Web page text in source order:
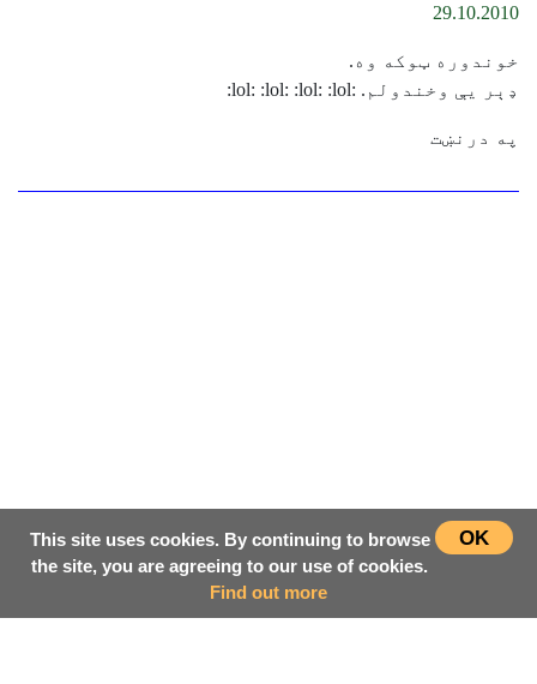
29.10.2010
خوندوره ټوکه وه.
ډېر يې وخندولم. :lol: :lol: :lol: :lol:
په درنښت
OK
This site uses cookies. By continuing to browse
the site, you are agreeing to our use of cookies.
Find out more